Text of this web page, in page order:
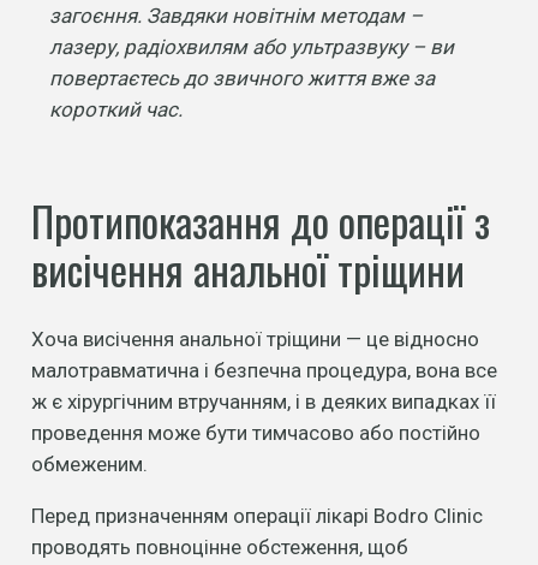
загоєння. Завдяки новітнім методам –
лазеру, радіохвилям або ультразвуку – ви
повертаєтесь до звичного життя вже за
короткий час.
Протипоказання до операції з
висічення анальної тріщини
Хоча висічення анальної тріщини — це відносно
малотравматична і безпечна процедура, вона все
ж є хірургічним втручанням, і в деяких випадках її
проведення може бути тимчасово або постійно
обмеженим.
Перед призначенням операції лікарі Bodro Clinic
проводять повноцінне обстеження, щоб